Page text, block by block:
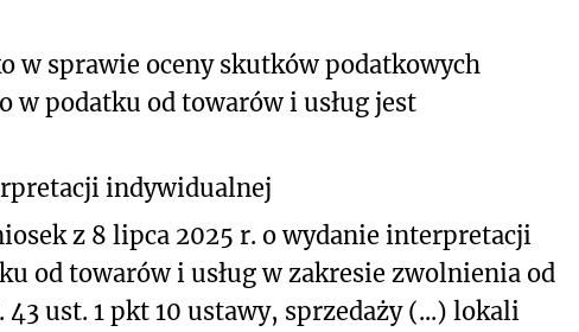
w sprawie oceny skutków podatkowych
w podatku od towarów i usług jest
indywidualnej
z 8 lipca 2025 r. o wydanie interpretacji
od towarów i usług w zakresie zwolnienia od
ust. 1 pkt 10 ustawy, sprzedaży (...) lokali